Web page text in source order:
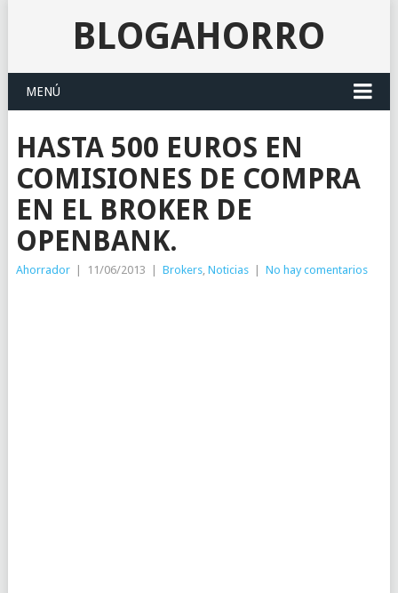
BLOGAHORRO
MENÚ
HASTA 500 EUROS EN
COMISIONES DE COMPRA
EN EL BROKER DE
OPENBANK.
Ahorrador 11/06/2013 Brokers, Noticias No hay comentarios